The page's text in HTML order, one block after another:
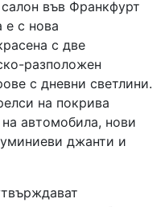
във Франкфурт
е с нова
с две
разположен
с дневни светлини.
на покрива
автомобила, нови
джанти и